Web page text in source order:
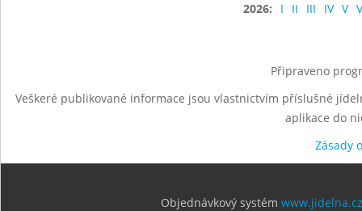
2026:
I II III IV V
Připraveno
Veškeré publikované informace jsou vlastnictvím příslušné
aplikace do
Zásady
Objednávkový systém www.jidelna.cz